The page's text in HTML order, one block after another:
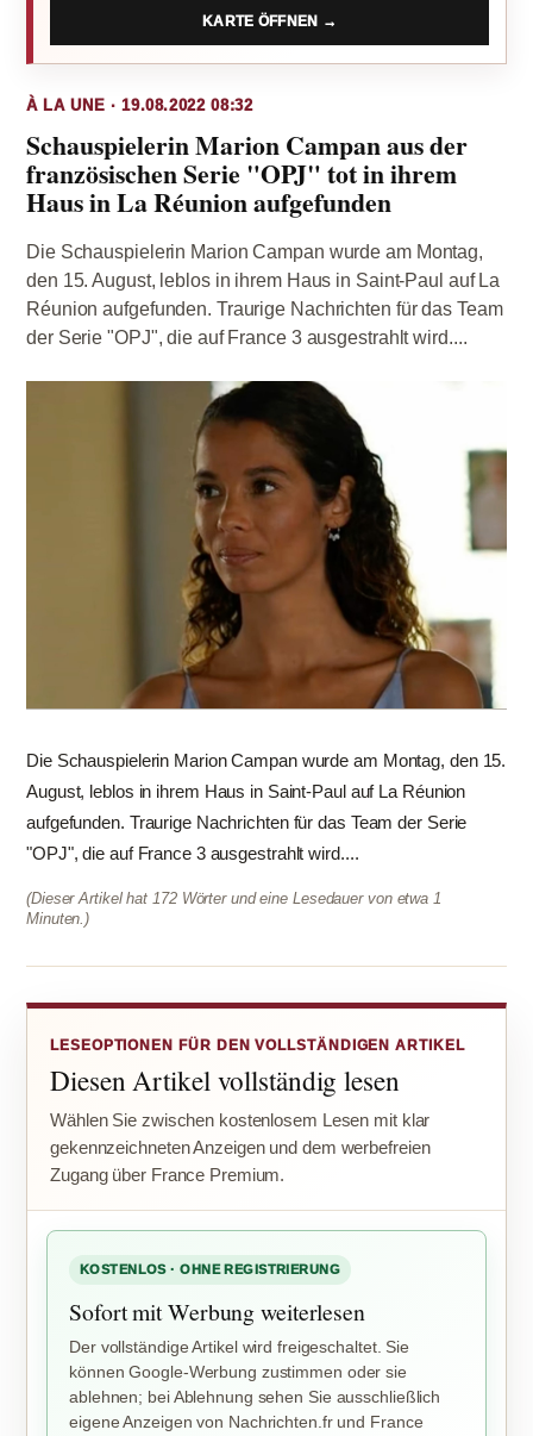
KARTE ÖFFNEN →
À LA UNE · 19.08.2022 08:32
Schauspielerin Marion Campan aus der
französischen Serie "OPJ" tot in ihrem
Haus in La Réunion aufgefunden
Die Schauspielerin Marion Campan wurde am Montag,
den 15. August, leblos in ihrem Haus in Saint-Paul auf La
Réunion aufgefunden. Traurige Nachrichten für das Team
der Serie "OPJ", die auf France 3 ausgestrahlt wird....
Die Schauspielerin Marion Campan wurde am Montag, den 15.
August, leblos in ihrem Haus in Saint-Paul auf La Réunion
aufgefunden. Traurige Nachrichten für das Team der Serie
"OPJ", die auf France 3 ausgestrahlt wird....
(Dieser Artikel hat 172 Wörter und eine Lesedauer von etwa 1
Minuten.)
LESEOPTIONEN FÜR DEN VOLLSTÄNDIGEN ARTIKEL
Diesen Artikel vollständig lesen
Wählen Sie zwischen kostenlosem Lesen mit klar
gekennzeichneten Anzeigen und dem werbefreien
Zugang über France Premium.
KOSTENLOS · OHNE REGISTRIERUNG
Sofort mit Werbung weiterlesen
Der vollständige Artikel wird freigeschaltet. Sie
können Google-Werbung zustimmen oder sie
ablehnen; bei Ablehnung sehen Sie ausschließlich
eigene Anzeigen von Nachrichten.fr und France